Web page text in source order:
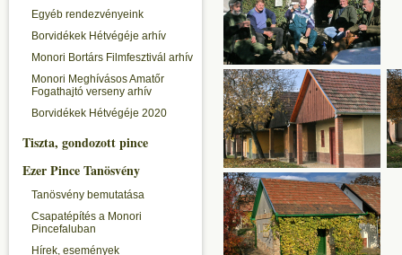
Egyéb rendezvényeink
Borvidékek Hétvégéje arhív
Monori Bortárs Filmfesztivál arhív
Monori Meghívásos Amatőr
Fogathajtó verseny arhív
Borvidékek Hétvégéje 2020
Tiszta, gondozott pince
Ezer Pince Tanösvény
Tanösvény bemutatása
Csapatépítés a Monori
Pincefaluban
Hírek, események